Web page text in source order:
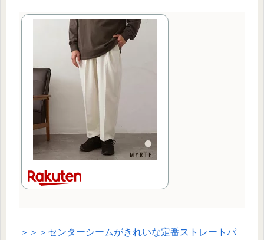
＞＞＞センターシームがきれいな定番ストレートパ